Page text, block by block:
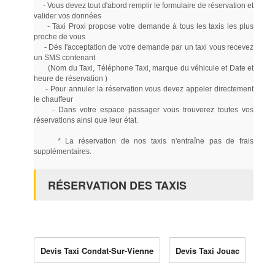
- Vous devez tout d'abord remplir le formulaire de réservation et
valider vos données
- Taxi Proxi propose votre demande à tous les taxis les plus
proche de vous
- Dés l'acceptation de votre demande par un taxi vous recevez
un SMS contenant
(Nom du Taxi, Téléphone Taxi, marque du véhicule et Date et
heure de réservation )
- Pour annuler la réservation vous devez appeler directement
le chauffeur
- Dans votre espace passager vous trouverez toutes vos
réservations ainsi que leur état.
* La réservation de nos taxis n'entraîne pas de frais
supplémentaires.
RÉSERVATION DES TAXIS
Devis Taxi Condat-Sur-Vienne Devis Taxi Jouac